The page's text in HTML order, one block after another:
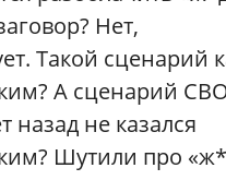
Нет,
Такой сценарий
А сценарий
назад не казался
Шутили про